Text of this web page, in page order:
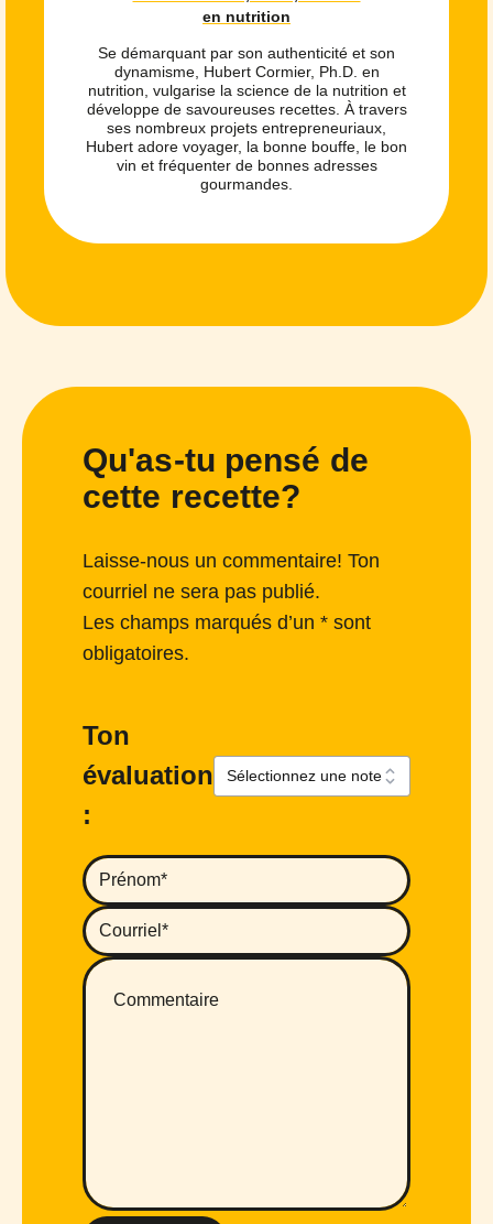
en nutrition
Se démarquant par son authenticité et son
dynamisme, Hubert Cormier, Ph.D. en
nutrition, vulgarise la science de la nutrition et
développe de savoureuses recettes. À travers
ses nombreux projets entrepreneuriaux,
Hubert adore voyager, la bonne bouffe, le bon
vin et fréquenter de bonnes adresses
gourmandes.
Qu'as-tu pensé de
cette recette?
Laisse-nous un commentaire! Ton
courriel ne sera pas publié.
Les champs marqués d’un * sont
obligatoires.
Ton
évaluation
: